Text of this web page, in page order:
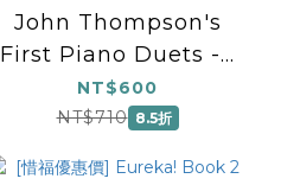
John Thompson's
First Piano Duets - 1
Piano, 4 Hands
(Early Elementary)
NT$600
NT$710 8.5折